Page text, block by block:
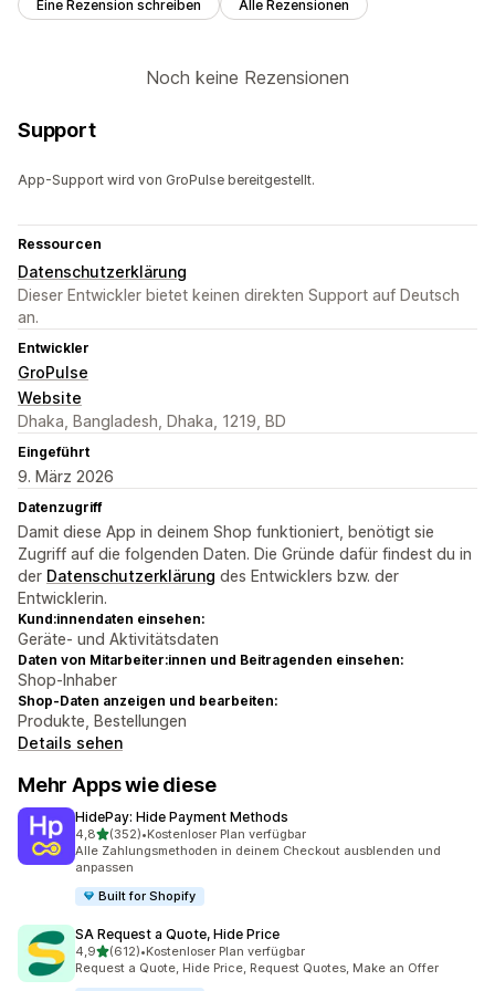
Eine Rezension schreiben Alle Rezensionen
Noch keine Rezensionen
Support
App-Support wird von GroPulse bereitgestellt.
Ressourcen
Datenschutzerklärung
Dieser Entwickler bietet keinen direkten Support auf Deutsch
an.
Entwickler
GroPulse
Website
Dhaka, Bangladesh, Dhaka, 1219, BD
Eingeführt
9. März 2026
Datenzugriff
Damit diese App in deinem Shop funktioniert, benötigt sie
Zugriff auf die folgenden Daten. Die Gründe dafür findest du in
der Datenschutzerklärung des Entwicklers bzw. der
Entwicklerin.
Kund:innendaten einsehen:
Geräte- und Aktivitätsdaten
Daten von Mitarbeiter:innen und Beitragenden einsehen:
Shop-Inhaber
Shop-Daten anzeigen und bearbeiten:
Produkte, Bestellungen
Details sehen
Mehr Apps wie diese
HidePay: Hide Payment Methods
4,8von 5 Sternen
(352)
352 Rezensionen insgesamt
•Kostenloser Plan verfügbar
Alle Zahlungsmethoden in deinem Checkout ausblenden und
anpassen
Built for Shopify
SA Request a Quote, Hide Price
4,9von 5 Sternen
(612)
612 Rezensionen insgesamt
•Kostenloser Plan verfügbar
Request a Quote, Hide Price, Request Quotes, Make an Offer